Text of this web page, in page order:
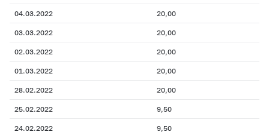
04.03.2022 20,00
03.03.2022 20,00
02.03.2022 20,00
01.03.2022 20,00
28.02.2022 20,00
25.02.2022 9,50
24.02.2022 9,50